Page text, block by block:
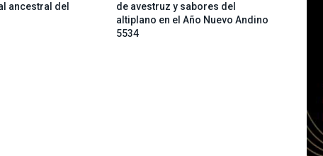
ancestral del
de avestruz y sabores del
altiplano en el Año Nuevo Andino
5534